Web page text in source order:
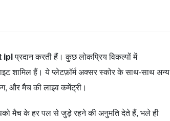
iplप्रदान करती हैं। कुछ लोकप्रिय विकल्पों में
शामिल हैं। ये प्लेटफ़ॉर्म अक्सर स्कोर के साथ-साथ अन्य
और मैच की लाइव कमेंट्री।
मैच के हर पल से जुड़े रहने की अनुमति देते हैं, भले ही